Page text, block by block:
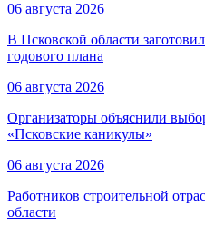
06 августа 2026
В Псковской области
годового плана
06 августа 2026
Организаторы объяснили
«Псковские каникулы»
06 августа 2026
Работников строительной
области